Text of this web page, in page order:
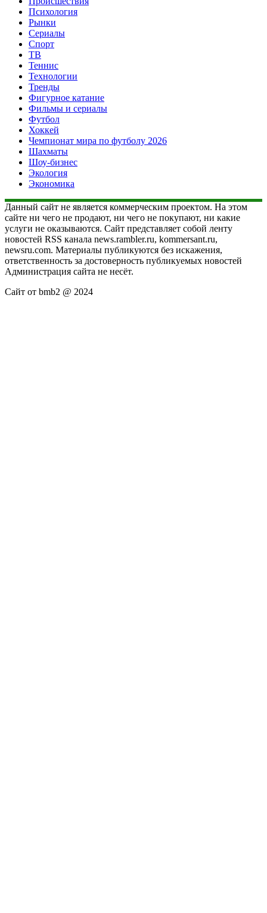
Психология
Рынки
Сериалы
Спорт
ТВ
Теннис
Технологии
Тренды
Фигурное катание
Фильмы и сериалы
Футбол
Хоккей
Чемпионат мира по футболу 2026
Шахматы
Шоу-бизнес
Экология
Экономика
Данный сайт не является коммерческим проектом. На этом
сайте ни чего не продают, ни чего не покупают, ни какие
услуги не оказываются. Сайт представляет собой ленту
новостей RSS канала news.rambler.ru, kommersant.ru,
newsru.com. Материалы публикуются без искажения,
ответственность за достоверность публикуемых новостей
Администрация сайта не несёт.
Сайт от bmb2 @ 2024